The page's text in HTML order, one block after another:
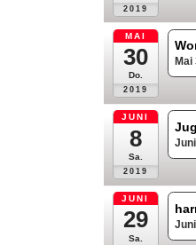
2019
MAI
30
Do.
2019
JUNI
8
Sa.
2019
JUNI
29
Sa.